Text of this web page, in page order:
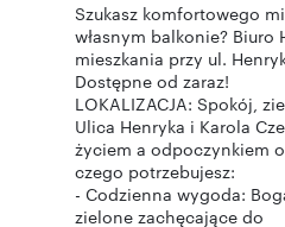
Szukasz komfortowego
własnym balkonie?
mieszkania przy ul.
Dostępne od zaraz!
LOKALIZACJA: Spokój,
Ulica Henryka i Karola
życiem a odpoczynkiem
czego potrzebujesz:
- Codzienna wygoda:
zielone zachęcające do